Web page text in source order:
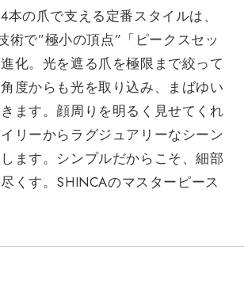
本の爪で支える定番スタイルは、
術で”極小の頂点”「ピークスセッ
化。光を遮る爪を極限まで絞って
度からも光を取り込み、まばゆい
ます。顔周りを明るく見せてくれ
リーからラグジュアリーなシーン
ます。シンプルだからこそ、細部
くす。SHINCAのマスターピース